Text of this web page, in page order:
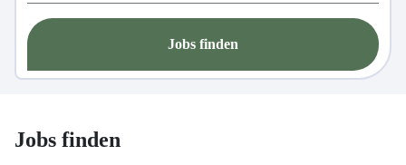
Jobs finden
Jobs finden